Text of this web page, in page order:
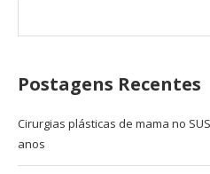
Postagens Recentes
Cirurgias plásticas de mama no
anos